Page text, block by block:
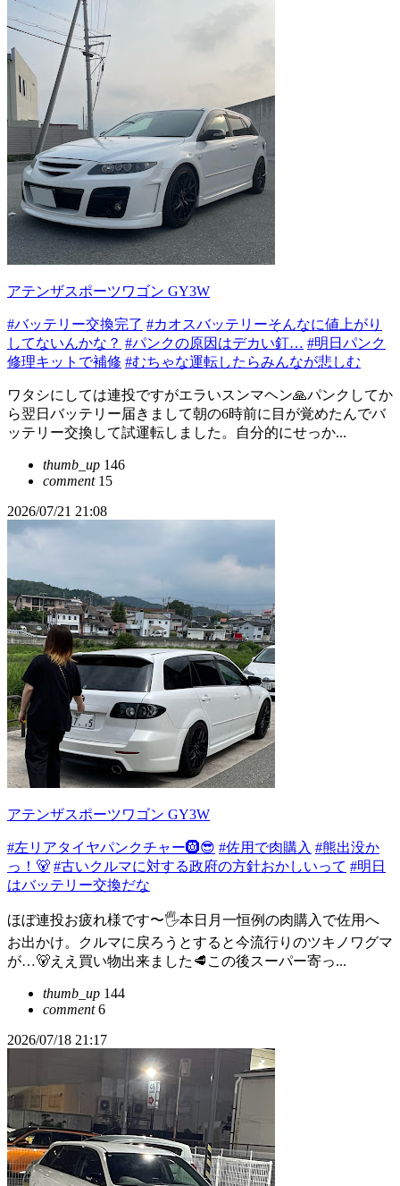
アテンザスポーツワゴン GY3W
#バッテリー交換完了 #カオスバッテリーそんなに値上がり
してないんかな？ #パンクの原因はデカい釘… #明日パンク
修理キットで補修 #むちゃな運転したらみんなが悲しむ
ワタシにしては連投ですがエラいスンマヘン🙏パンクしてか
ら翌日バッテリー届きまして朝の6時前に目が覚めたんでバ
ッテリー交換して試運転しました。自分的にせっか...
thumb_up 146
comment15
2026/07/21 21:08
アテンザスポーツワゴン GY3W
#左リアタイヤパンクチャー🛞😎 #佐用で肉購入 #熊出没か
っ！🐻 #古いクルマに対する政府の方針おかしいって #明日
はバッテリー交換だな
ほぼ連投お疲れ様です〜🖐️本日月一恒例の肉購入で佐用へ
お出かけ。クルマに戻ろうとすると今流行りのツキノワグマ
が…🐻ええ買い物出来ました🥩この後スーパー寄っ...
thumb_up 144
comment6
2026/07/18 21:17